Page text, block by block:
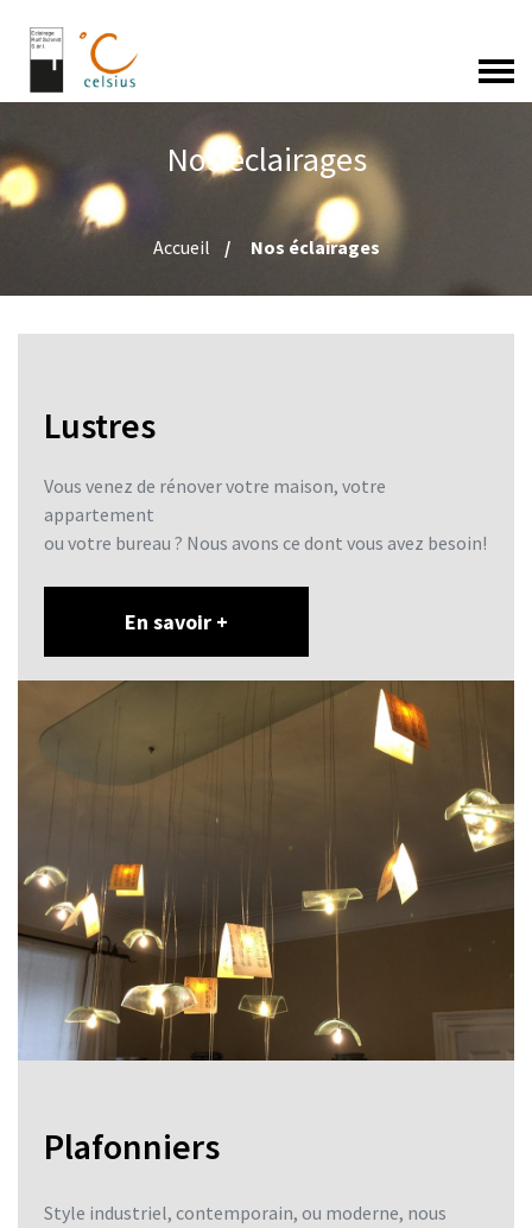
Nos éclairages
Accueil Nos éclairages
Lustres
Vous venez de rénover votre maison, votre
appartement
ou votre bureau ? Nous avons ce dont vous avez besoin!
En savoir +
Plafonniers
Style industriel, contemporain, ou moderne, nous